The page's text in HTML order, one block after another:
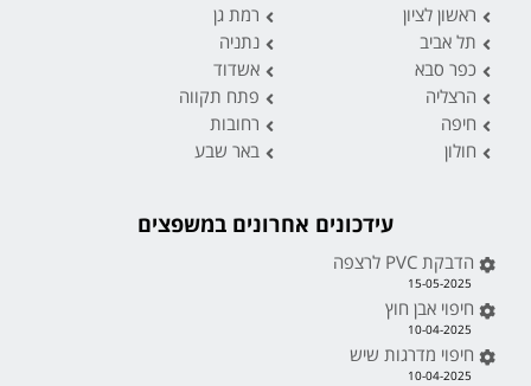
ראשון לציון
רמת גן
תל אביב
נתניה
כפר סבא
אשדוד
הרצליה
פתח תקווה
חיפה
רחובות
חולון
באר שבע
עידכונים אחרונים במשפצים
הדבקת PVC לרצפה
15-05-2025
חיפוי אבן חוץ
10-04-2025
חיפוי מדרגות שיש
10-04-2025